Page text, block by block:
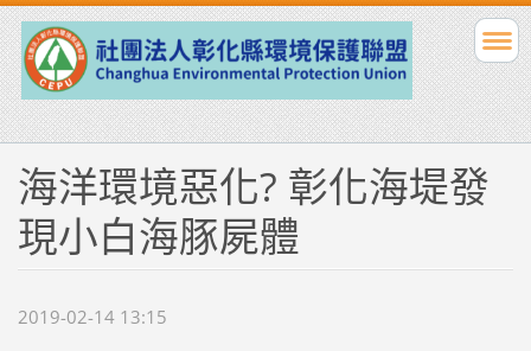
海洋環境惡化? 彰化海堤發
現小白海豚屍體
2019-02-14 13:15